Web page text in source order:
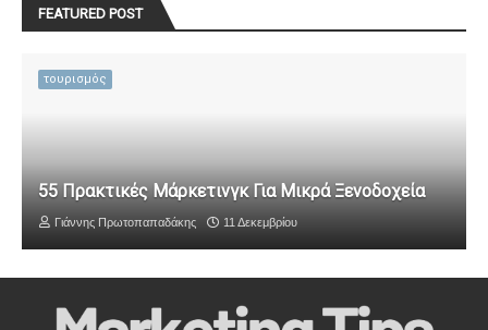
FEATURED POST
τουρισμός
55 Πρακτικές Μάρκετινγκ Για Μικρά Ξενοδοχεία
Γιάννης Πρωτοπαπαδάκης 11 Δεκεμβρίου